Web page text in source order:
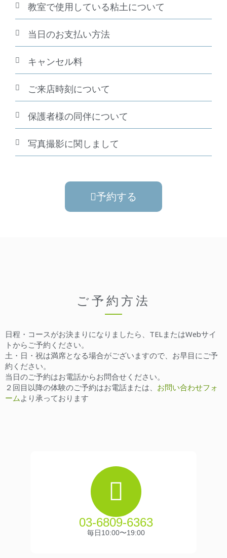
教室で使用している粘土について
当日のお支払い方法
キャンセル料
ご来店時刻について
保護者様の同伴について
写真撮影に関しまして
予約する
ご予約方法
日程・コースがお決まりになりましたら、TELまたはWebサイ
トからご予約ください。
土・日・祝は満席となる場合がございますので、お早目にご予
約ください。
当日のご予約はお電話からお問合せください。
２回目以降の体験のご予約はお電話または、 お問い合わせフォ
ームより承っております
03-6809-6363
毎日10:00〜19:00